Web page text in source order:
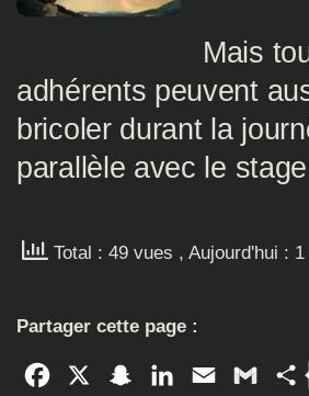
Mais
adhérents peuvent
bricoler durant la
parallèle avec le stage
Total : 49 vues , Aujourd'hui :
Partager cette page :
Facebook SnapchatLinkedInEmail Gmail